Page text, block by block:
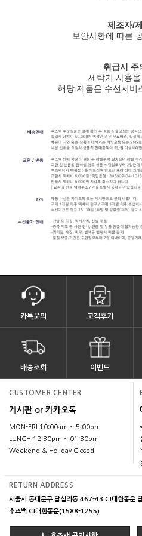
제조자/
보안사항에 따른
취급시 주
세탁기 사용을
해당 제품은 수선서비
카톡문의 고객후기
배송조회 이벤트
CUSTOMER CENTER
게시판 or 카카오톡
MON-FRI 10:00am ~ 5:00pm
LUNCH 12:30pm ~ 01:30pm
Weekend & Holiday Closed
RETURN ADDRESS
서울시 동대문구 답십리동 467-43 CJ대한통운
후즈백 CJ대한통운(1588-1255)